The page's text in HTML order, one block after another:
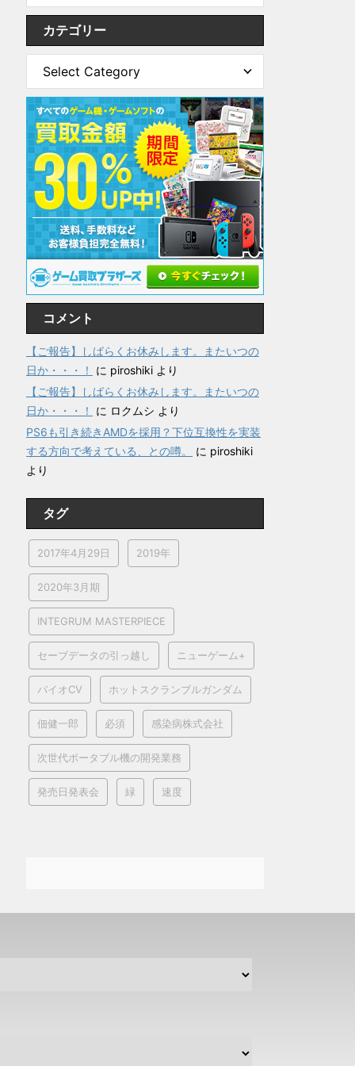
カテゴリー
コメント
【ご報告】しばらくお休みします。またいつの
日か・・・！
に piroshiki より
【ご報告】しばらくお休みします。またいつの
日か・・・！
に ロクムシ より
PS6も引き続きAMDを採用？下位互換性を実装
する方向で考えている、との噂。
に piroshiki
より
タグ
2017年4月29日 2019年
2020年3月期
INTEGRUM MASTERPIECE
セーブデータの引っ越し ニューゲーム+
バイオCV ホットスクランブルガンダム
佃健一郎 必須 感染病株式会社
次世代ポータブル機の開発業務
発売日発表会 緑 速度